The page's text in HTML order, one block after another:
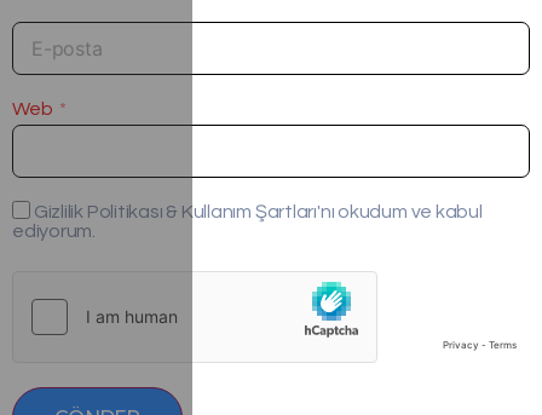
Web
Gizlilik Politikası & Kullanım Şartları'nı okudum ve kabul
ediyorum.